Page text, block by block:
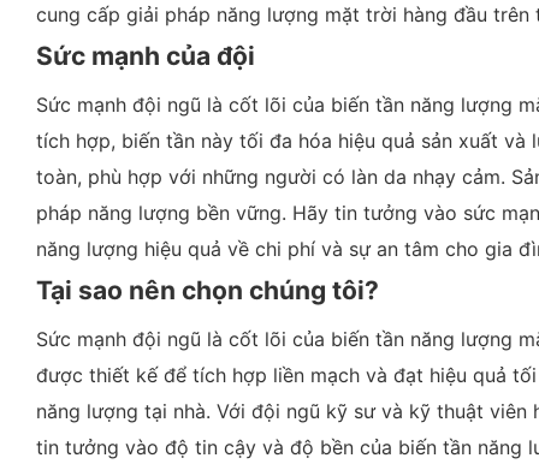
cung cấp giải pháp năng lượng mặt trời hàng đầu trên
Sức mạnh của đội
Sức mạnh đội ngũ là cốt lõi của biến tần năng lượng
tích hợp, biến tần này tối đa hóa hiệu quả sản xuất
toàn, phù hợp với những người có làn da nhạy cảm.
pháp năng lượng bền vững. Hãy tin tưởng vào sức
năng lượng hiệu quả về chi phí và sự an tâm cho gia
Tại sao nên chọn chúng tôi?
Sức mạnh đội ngũ là cốt lõi của biến tần năng lượng
được thiết kế để tích hợp liền mạch và đạt hiệu quả
năng lượng tại nhà. Với đội ngũ kỹ sư và kỹ thuật
tin tưởng vào độ tin cậy và độ bền của biến tần năng